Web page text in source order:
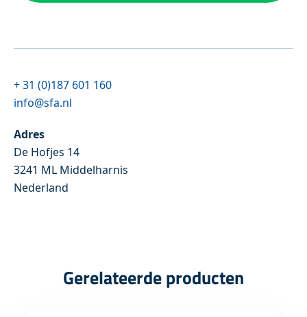
+ 31 (0)187 601 160
info@sfa.nl
Adres
De Hofjes 14
3241 ML Middelharnis
Nederland
Gerelateerde producten